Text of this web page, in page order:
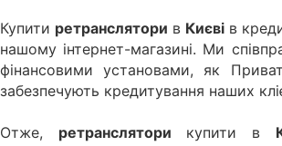
Купити ретранслятори в Києві в
нашому інтернет-магазині. Ми
фінансовими установами, як
забезпечують кредитування наших
Отже, ретранслятори купити в